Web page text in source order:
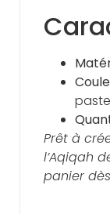
Prêt à
l’Aqiqah
panier